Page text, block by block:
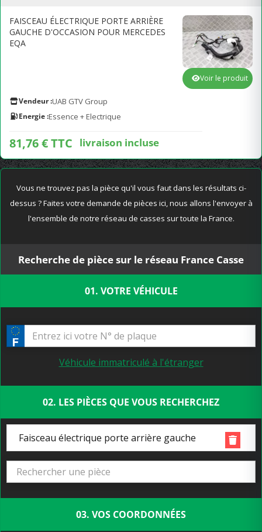
FAISCEAU ÉLECTRIQUE PORTE ARRIÈRE
GAUCHE D'OCCASION POUR MERCEDES
EQA
Vendeur :UAB GTV Group
Energie :Essence + Electrique
81,76 € TTC livraison incluse
Voir le produit
Vous ne trouvez pas la pièce qu'il vous faut dans les résultats ci-
dessus ? Faites votre demande de pièces ici, nous allons l'envoyer à
l'ensemble de notre réseau de casses sur toute la France.
Recherche de pièce sur le réseau France Casse
01. VOTRE VÉHICULE
Véhicule immatriculé à l'étranger
02. LES PIÈCES QUE VOUS RECHERCHEZ
Faisceau électrique porte arrière gauche
03. VOS COORDONNÉES